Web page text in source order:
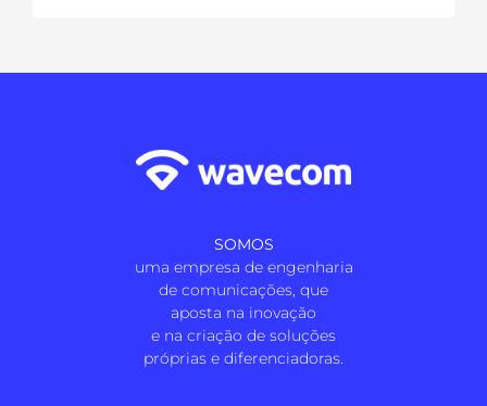
SOMOS
uma empresa de engenharia
de comunicações, que
aposta na inovação
e na criação de soluções
próprias e diferenciadoras.